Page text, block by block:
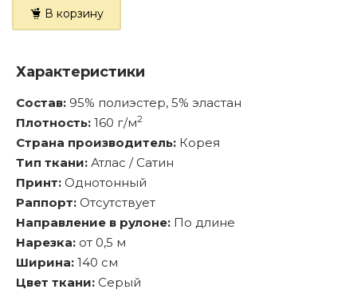
В корзину
Характеристики
Состав: 95% полиэстер, 5% эластан
Плотность: 160 г/м2
Страна производитель: Корея
Тип ткани: Атлас / Сатин
Принт: Однотонный
Раппорт: Отсутствует
Направление в рулоне: По длине
Нарезка: от 0,5 м
Ширина: 140 см
Цвет ткани: Серый